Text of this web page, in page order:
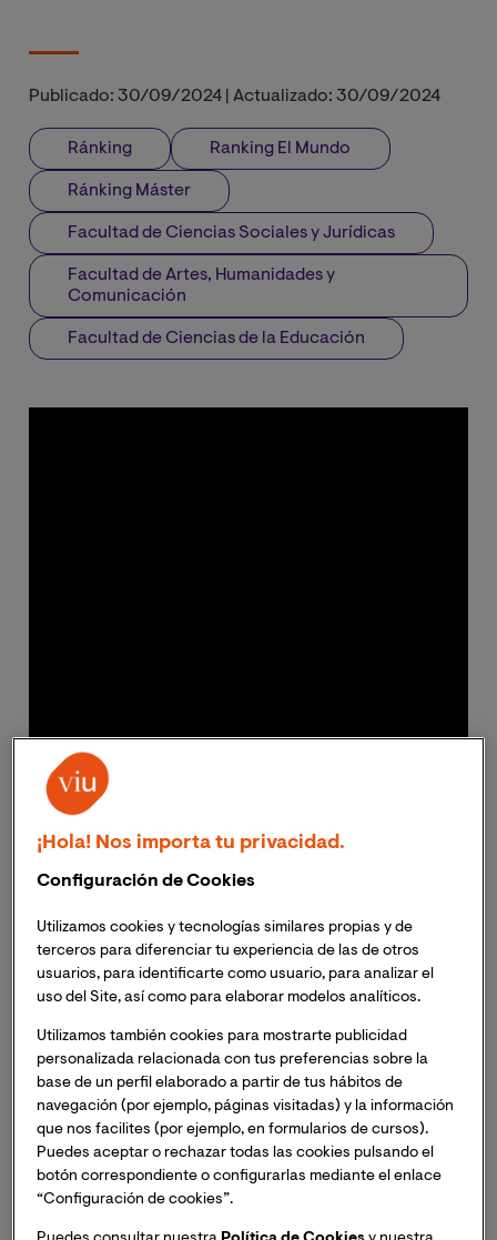
Publicado: 30/09/2024 Actualizado: 30/09/2024
Ránking Ranking El Mundo
Ránking Máster
Facultad de Ciencias Sociales y Jurídicas
Facultad de Artes, Humanidades y
Comunicación
Facultad de Ciencias de la Educación
Maestría Oficial en Abogacía, Procura y Práctica
Jurídica, Maestría Oficial en Comunicación
Corporativa y Estratégica, Maestría Oficial en
Psicopedagogía y Maestría Oficial en Prevención
de Riesgos Laborales
El prestigioso ránking de El Mundo selecciona los
¡Hola! Nos importa tu privacidad.
Configuración de Cookies
Utilizamos cookies y tecnologías similares propias y de
terceros para diferenciar tu experiencia de las de otros
usuarios, para identificarte como usuario, para analizar el
uso del Site, así como para elaborar modelos analíticos.
Utilizamos también cookies para mostrarte publicidad
personalizada relacionada con tus preferencias sobre la
base de un perfil elaborado a partir de tus hábitos de
navegación (por ejemplo, páginas visitadas) y la información
que nos facilites (por ejemplo, en formularios de cursos).
Puedes aceptar o rechazar todas las cookies pulsando el
botón correspondiente o configurarlas mediante el enlace
“Configuración de cookies”.